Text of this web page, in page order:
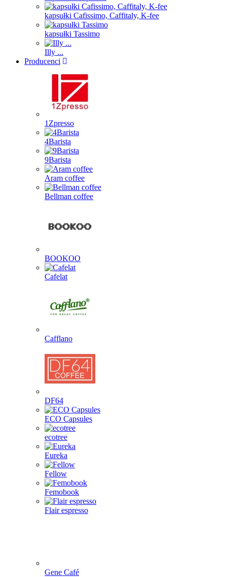
kapsułki Cafissimo, Caffitaly, K-fee
kapsułki Tassimo
Illy ...
Producenci
1Zpresso
4Barista
9Barista
Aram coffee
Bellman coffee
BOOKOO
Cafelat
Cafflano
DF64
ECO Capsules
ecotree
Eureka
Fellow
Femobook
Flair espresso
Gene Café